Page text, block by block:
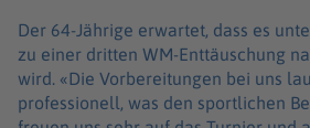
Der 64-Jährige erwartet, dass es
zu einer dritten WM-Enttäuschung
wird. «Die Vorbereitungen bei uns
professionell, was den sportlichen